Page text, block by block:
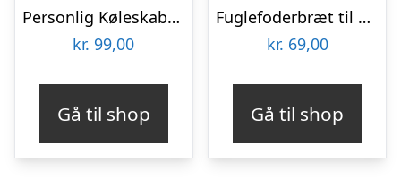
Personlig Køleskabsmagnet med Foto – Hjerte
kr. 99,00
Gå til shop
Fuglefoderbræt til Vinduet – Utenu
kr. 69,00
Gå til shop